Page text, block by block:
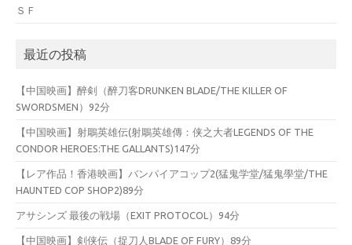
ＳＦ
最近の投稿
【中国映画】醉剣（醉刀客DRUNKEN BLADE/THE KILLER OF
SWORDSMEN）92分
【中国映画】射鵰英雄伝(射鵰英雄傳：侠之大者LEGENDS OF THE
CONDOR HEROES:THE GALLANTS)147分
【レア作品！香港映画】バンパイアコップ2(猛鬼学堂/猛鬼學堂/THE
HAUNTED COP SHOP2)89分
アサシンズ 最後の戦場（EXIT PROTOCOL）94分
【中国映画】剣侠伝（捉刀人BLADE OF FURY）89分